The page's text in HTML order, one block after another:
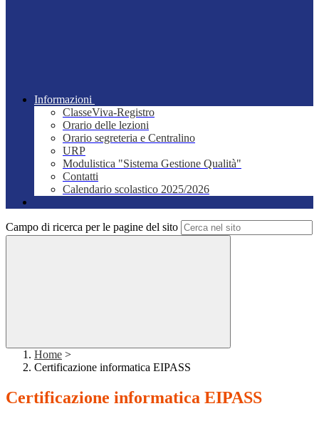
Informazioni
ClasseViva-Registro
Orario delle lezioni
Orario segreteria e Centralino
URP
Modulistica "Sistema Gestione Qualità"
Contatti
Calendario scolastico 2025/2026
Campo di ricerca per le pagine del sito
Home >
Certificazione informatica EIPASS
Certificazione informatica EIPASS